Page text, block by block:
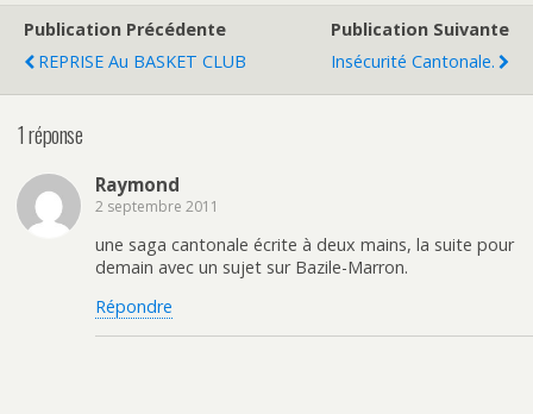
Publication Précédente
REPRISE Au BASKET CLUB
Publication Suivante
Insécurité Cantonale.
1 réponse
Raymond
2 septembre 2011
une saga cantonale écrite à deux mains, la suite pour
demain avec un sujet sur Bazile-Marron.
Répondre